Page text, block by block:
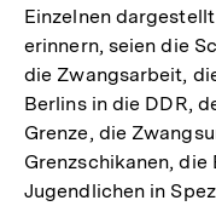
Einzelnen
erinnern, seien die
die Zwangsarbeit,
Berlins in die DDR,
Grenze, die
Grenzschikanen, die
Jugendlichen in